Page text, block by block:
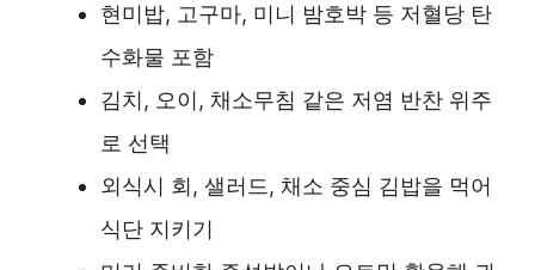
현미밥, 고구마, 미니 밤호박 등 저혈당 탄
수화물 포함
김치, 오이, 채소무침 같은 저염 반찬 위주
로 선택
외식시 회, 샐러드, 채소 중심 김밥을 먹어
식단 지키기